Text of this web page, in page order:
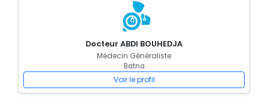
Docteur ABDI BOUHEDJA
Médecin Généraliste
Batna
Voir le profil